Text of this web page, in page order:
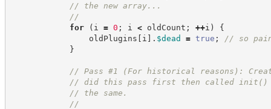
// the new array...
//
for
( i = 0 ; i < oldCount ; ++i )
{
oldPlugins [ i ] . $dead = true ; // so
}
// Pass #1 (For historical reasons):
// did this pass first then called init()
// the same.
//